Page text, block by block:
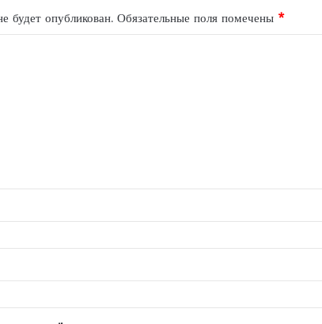
будет опубликован. Обязательные поля помечены *